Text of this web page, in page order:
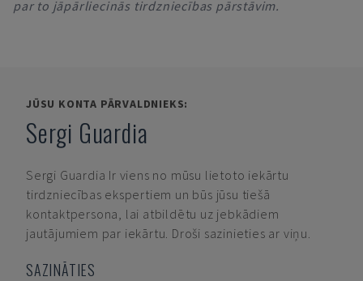
par to jāpārliecinās tirdzniecības pārstāvim.
JŪSU KONTA PĀRVALDNIEKS:
Sergi Guardia
Sergi Guardia Ir viens no mūsu lietoto iekārtu
tirdzniecības ekspertiem un būs jūsu tiešā
kontaktpersona, lai atbildētu uz jebkādiem
jautājumiem par iekārtu. Droši sazinieties ar viņu.
SAZINĀTIES